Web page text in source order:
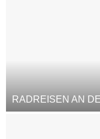
RADREISEN AN